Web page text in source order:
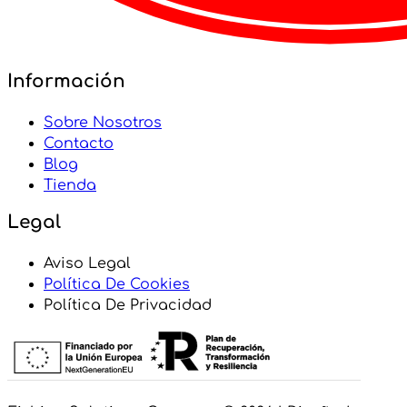
Información
Sobre Nosotros
Contacto
Blog
Tienda
Legal
Aviso Legal
Política De Cookies
Política De Privacidad